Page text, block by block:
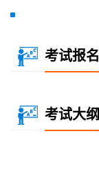
考试报名
考试大纲